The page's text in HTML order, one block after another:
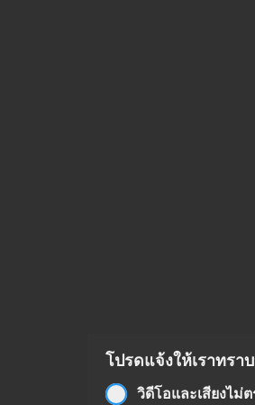
โปรดแจ้งให้เราทรา
วิดีโอและเสียงไม่